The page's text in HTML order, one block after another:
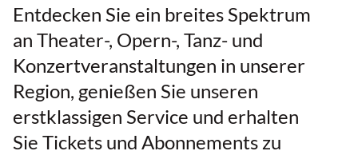
Entdecken Sie ein breites Spektrum
an Theater-, Opern-, Tanz- und
Konzertveranstaltungen in unserer
Region, genießen Sie unseren
erstklassigen Service und erhalten
Sie Tickets und Abonnements zu